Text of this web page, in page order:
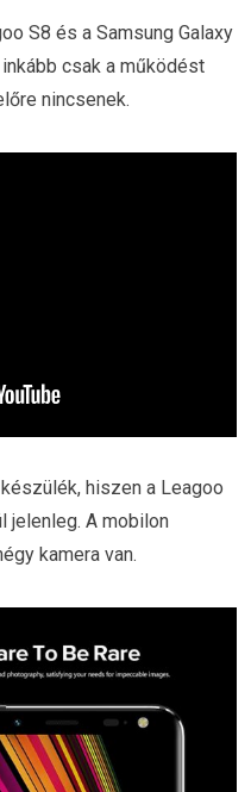
S8 és a Samsung Galaxy
csak a működést
nincsenek.
hiszen a Leagoo
jelenleg. A mobilon
kamera van.